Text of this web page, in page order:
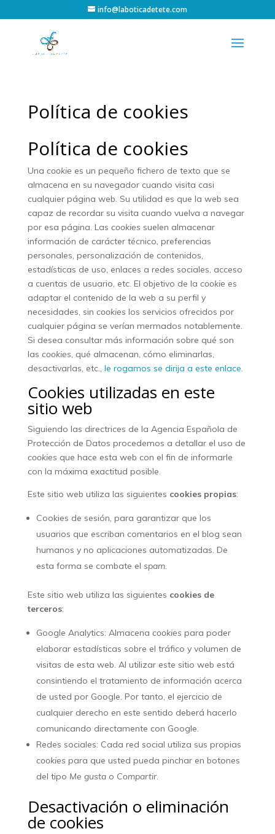
info@laboticadetete.com
Política de cookies
Política de cookies
Una cookie es un pequeño fichero de texto que se
almacena en su navegador cuando visita casi
cualquier página web. Su utilidad es que la web sea
capaz de recordar su visita cuando vuelva a navegar
por esa página. Las cookies suelen almacenar
información de carácter técnico, preferencias
personales, personalización de contenidos,
estadísticas de uso, enlaces a redes sociales, acceso
a cuentas de usuario, etc. El objetivo de la cookie es
adaptar el contenido de la web a su perfil y
necesidades, sin cookies los servicios ofrecidos por
cualquier página se verían mermados notablemente.
Si desea consultar más información sobre qué son
las cookies, qué almacenan, cómo eliminarlas,
desactivarlas, etc., le rogamos se dirija a este enlace.
Cookies utilizadas en este
sitio web
Siguiendo las directrices de la Agencia Española de
Protección de Datos procedemos a detallar el uso de
cookies que hace esta web con el fin de informarle
con la máxima exactitud posible.
Este sitio web utiliza las siguientes cookies propias:
Cookies de sesión, para garantizar que los
usuarios que escriban comentarios en el blog sean
humanos y no aplicaciones automatizadas. De
esta forma se combate el spam.
Este sitio web utiliza las siguientes cookies de
terceros:
Google Analytics: Almacena cookies para poder
elaborar estadísticas sobre el tráfico y volumen de
visitas de esta web. Al utilizar este sitio web está
consintiendo el tratamiento de información acerca
de usted por Google. Por tanto, el ejercicio de
cualquier derecho en este sentido deberá hacerlo
comunicando directamente con Google.
Redes sociales: Cada red social utiliza sus propias
cookies para que usted pueda pinchar en botones
del tipo Me gustao Compartir.
Desactivación o eliminación
de cookies